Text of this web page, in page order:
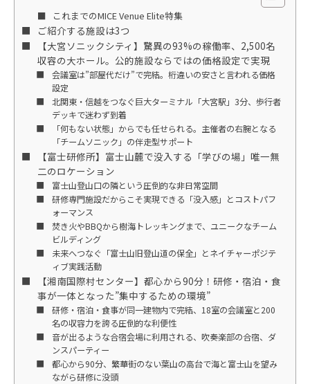
これまでのMICE Venue Elite特集
ご紹介する施設は3つ
【大宮ソニックシティ】驚異の93%の稼働率、2,500名
収容の大ホール。公的施設ならではの価格設定で実現
会議室は”部屋代だけ”で完結。桁違いの安さと言われる価格
設定
北関東・信越をつなぐ巨大ターミナル「大宮駅」3分、歩行者
デッキで迷わず到着
「何もない状態」からでも任せられる。主催者の右腕となる
「チームソニック」の伴走型サポート
【富士研修所】富士山麓で没入する「学びの場」唯一無
二のロケーション
富士山登山口の隣という圧倒的な非日常空間
研修専門施設だからこそ実現できる「没入感」とコストパフ
ォーマンス
焚き火やBBQから樹海トレッキングまで、ユニークなチーム
ビルディング
未来へつなぐ「富士山旧登山道の保全」とネイチャーポジテ
ィブ実践活動
【湘南国際村センター】都心から90分！研修・宿泊・食
事が一体となった”集中するための環境”
研修・宿泊・食事が同一建物内で完結、18室の会議室と200
名の収容力を誇る圧倒的な利便性
音が出るような合宿会場に利用される、吹奏楽部の合宿、ダ
ンスパーティー
都心から90分、繁華街のない葉山の高台で海と富士山を望み
ながら研修に没頭